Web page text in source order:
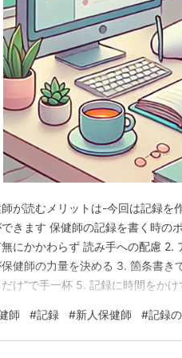
が読むメリットは-今回は記録を
きます 保健師の記録を書く時の
にかかわらず 読み手への配慮 2.
健師の力量を決める 3. 箇条書き
だけ”で手一杯 5. 記録に時間をか
ネコケンです！ 今回は、4月か
記録…
師 #記録 #新人保健師 #記録